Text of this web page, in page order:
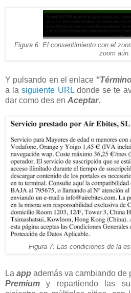
Figura 6: El consentimiento con el
zoom aún.
Y pulsando en el enlace
a lasiguiente URLdonde se te
dar como des en Aceptar.
Figura 7: Las condiciones de la
La app además va cambiando de
Premium y repartiendo las